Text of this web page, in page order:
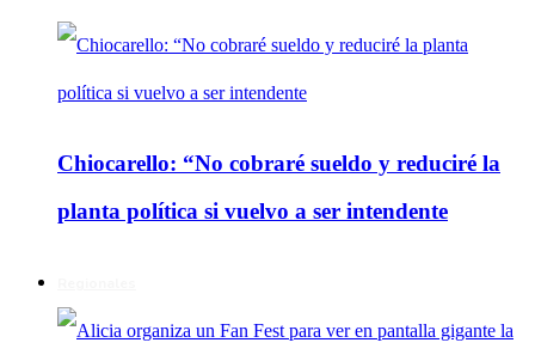
Chiocarello: “No cobraré sueldo y reduciré la
planta política si vuelvo a ser intendente